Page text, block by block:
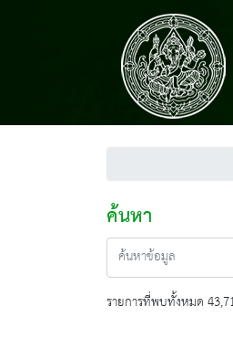
ค้นหา
รายการที่พบทั้งหมด